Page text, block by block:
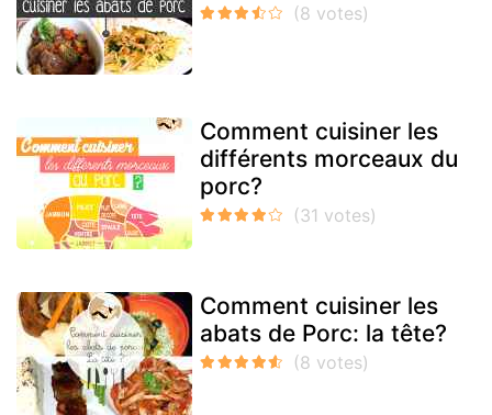
Comment cuisiner les
différents morceaux du
porc?
Comment cuisiner les
abats de Porc: la tête?